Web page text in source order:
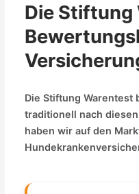
Die Stiftung
Die Stiftung Warentest
traditionell nach
haben wir auf den